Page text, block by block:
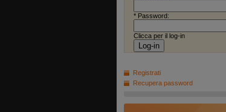
* Password:
Clicca per il log-in
Registrati
Recupera password